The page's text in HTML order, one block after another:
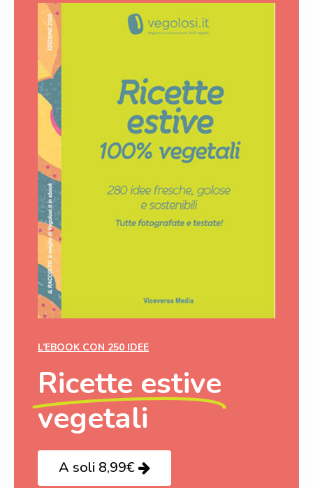
L’EBOOK CON 250 IDEE
Ricette estive
vegetali
A soli 8,99€